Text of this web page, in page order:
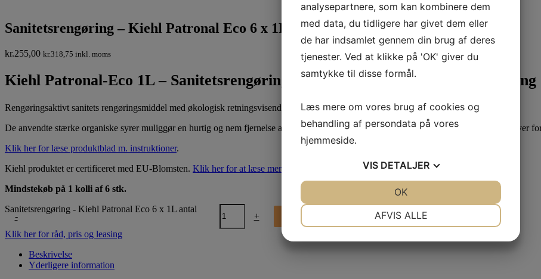
Sanitetsrengøring – Kiehl Patronal Eco 6 x 1L
kr.255,00 kr.318,75 inkl. moms
Kiehl Patronal-Eco 1L – Sanitetsrengøringsmiddel med beskyttelsesformulering
Rengøringsaktivt sanitets rengøringsmiddel med økologisk retningsvisende syrekombination.
De anvendte stærke organiske syrer muliggør en hurtig og nem fjernelse af alle former for smuds i sanitære områder, samtidig skånsom over
Klik her for læse produktblad m. instruktioner.
Kiehl produktet er certificeret med EU-Blomsten. Klik her for at læse mere om Kiehls miljøpolitik.
Mindstekøb på 1 kolli af 6 stk.
-
Sanitetsrengøring - Kiehl Patronal Eco 6 x 1L antal
+
Klik her for råd, pris og leasing
Beskrivelse
Yderligere information
analysepartnere, som kan kombinere dem
med data, du tidligere har givet dem eller
de har indsamlet gennem din brug af deres
tjenester. Ved at klikke på 'OK' giver du
samtykke til disse formål.
Læs mere om vores brug af cookies og
behandling af persondata på vores
hjemmeside.
VIS DETALJER
AFVIS ALLE
OK